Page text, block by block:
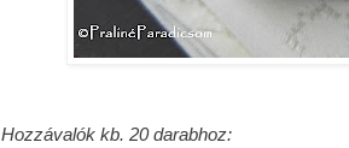
Hozzávalók kb. 20 darabhoz: